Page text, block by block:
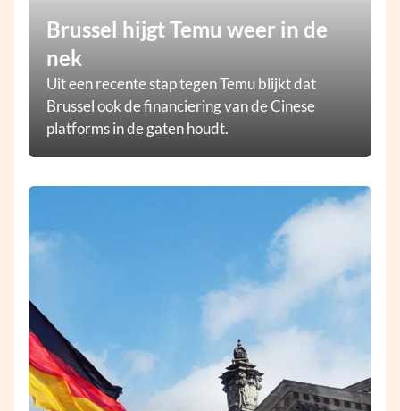
Brussel hijgt Temu weer in de
nek
Uit een recente stap tegen Temu blijkt dat
Brussel ook de financiering van de Cinese
platforms in de gaten houdt.